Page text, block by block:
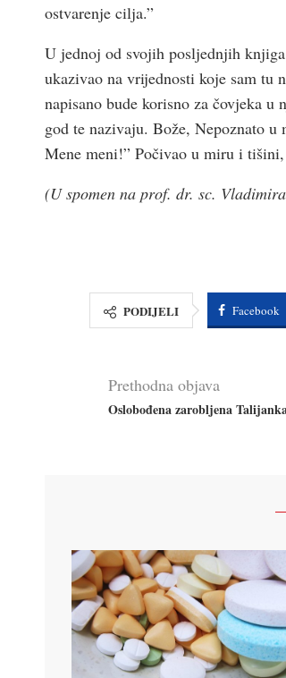
ostvarenje cilja.”
U jednoj od svojih posljednjih
ukazivao na vrijednosti koje sam tu
napisano bude korisno za čovjeka
god te nazivaju. Bože, Nepoznato
Mene meni!” Počivao u miru i
(U spomen na prof. dr. sc.
PODIJELI Facebook
Prethodna objava
Oslobođena zarobljena